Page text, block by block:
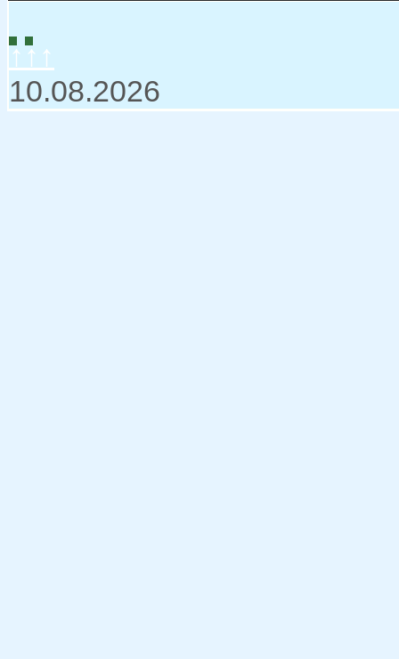
↑↑↑
10.08.2026